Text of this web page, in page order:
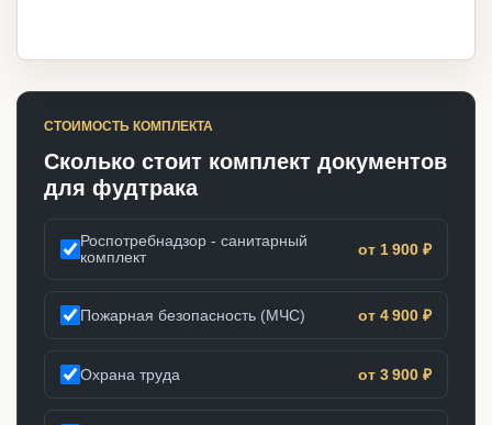
СТОИМОСТЬ КОМПЛЕКТА
Сколько стоит комплект документов
для фудтрака
Роспотребнадзор - санитарный
комплект
от 1 900 ₽
Пожарная безопасность (МЧС) от 4 900 ₽
Охрана труда от 3 900 ₽